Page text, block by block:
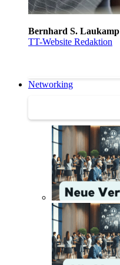
Bernhard S. Laukamp
TT-Website Redaktion
Networking